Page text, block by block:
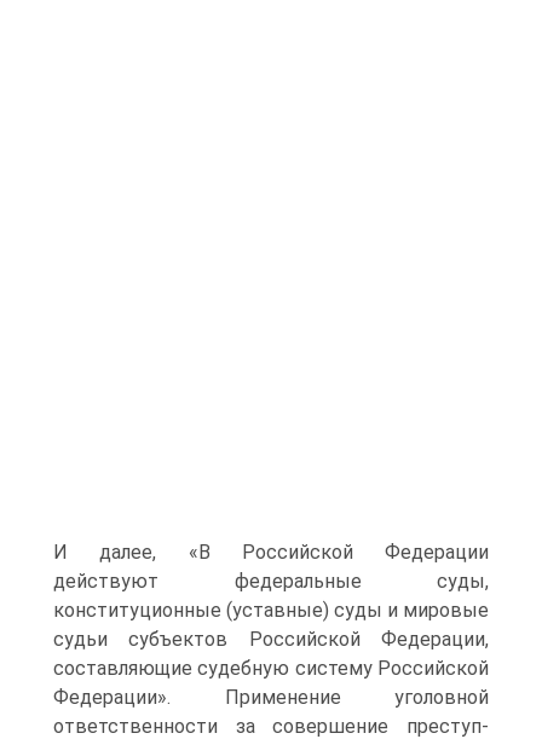
И далее, «В Россий­ской Федерации
действуют федеральные суды,
конституционные (уставные) суды и мировые
судьи субъектов Российской Федера­ции,
составляющие судебную систему Российской
Федерации». Применение уголовной
ответственности за совершение преступ­